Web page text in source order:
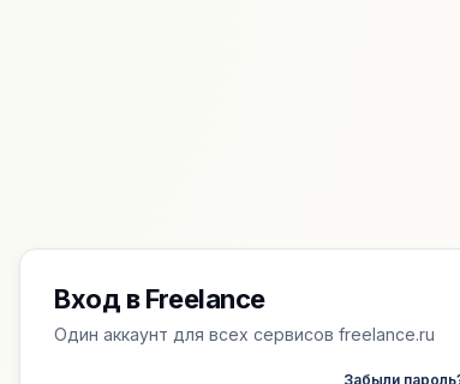
Вход в Freelance
Один аккаунт для всех сервисов freelance.ru
Забыли